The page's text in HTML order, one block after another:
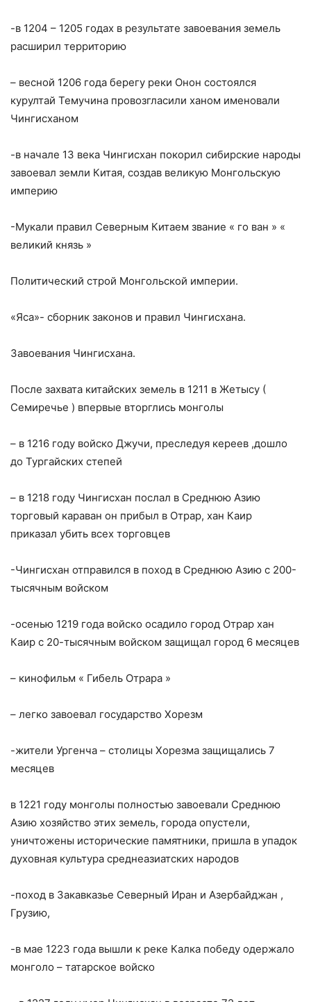
-в 1204 – 1205 годах в результате завоевания земель
расширил территорию
– весной 1206 года берегу реки Онон состоялся
курултай Темучина провозгласили ханом именовали
Чингисханом
-в начале 13 века Чингисхан покорил сибирские народы
завоевал земли Китая, создав великую Монгольскую
империю
-Мукали правил Северным Китаем звание « го ван » «
великий князь »
Политический строй Монгольской империи.
«Яса»- сборник законов и правил Чингисхана.
Завоевания Чингисхана.
После захвата китайских земель в 1211 в Жетысу (
Семиречье ) впервые вторглись монголы
– в 1216 году войско Джучи, преследуя кереев ,дошло
до Тургайских степей
– в 1218 году Чингисхан послал в Среднюю Азию
торговый караван он прибыл в Отрар, хан Каир
приказал убить всех торговцев
-Чингисхан отправился в поход в Среднюю Азию с 200-
тысячным войском
-осенью 1219 года войско осадило город Отрар хан
Каир с 20-тысячным войском защищал город 6 месяцев
– кинофильм « Гибель Отрара »
– легко завоевал государство Хорезм
-жители Ургенча – столицы Хорезма защищались 7
месяцев
в 1221 году монголы полностью завоевали Среднюю
Азию хозяйство этих земель, города опустели,
уничтожены исторические памятники, пришла в упадок
духовная культура среднеазиатских народов
-поход в Закавказье Северный Иран и Азербайджан ,
Грузию,
-в мае 1223 года вышли к реке Калка победу одержало
монголо – татарское войско